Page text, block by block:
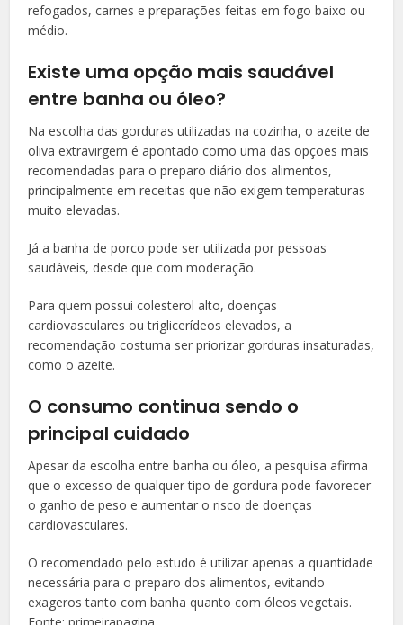
refogados, carnes e preparações feitas em fogo baixo ou
médio.
Existe uma opção mais saudável
entre banha ou óleo?
Na escolha das gorduras utilizadas na cozinha, o azeite de
oliva extravirgem é apontado como uma das opções mais
recomendadas para o preparo diário dos alimentos,
principalmente em receitas que não exigem temperaturas
muito elevadas.
Já a banha de porco pode ser utilizada por pessoas
saudáveis, desde que com moderação.
Para quem possui colesterol alto, doenças
cardiovasculares ou triglicerídeos elevados, a
recomendação costuma ser priorizar gorduras insaturadas,
como o azeite.
O consumo continua sendo o
principal cuidado
Apesar da escolha entre banha ou óleo, a pesquisa afirma
que o excesso de qualquer tipo de gordura pode favorecer
o ganho de peso e aumentar o risco de doenças
cardiovasculares.
O recomendado pelo estudo é utilizar apenas a quantidade
necessária para o preparo dos alimentos, evitando
exageros tanto com banha quanto com óleos vegetais.
Fonte: primeirapagina